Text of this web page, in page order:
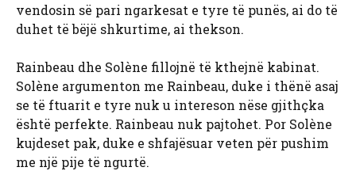
vendosin së pari ngarkesat e tyre të punës, ai do të
duhet të bëjë shkurtime, ai thekson.
Rainbeau dhe Solène fillojnë të kthejnë kabinat.
Solène argumenton me Rainbeau, duke i thënë asaj
se të ftuarit e tyre nuk u intereson nëse gjithçka
është perfekte. Rainbeau nuk pajtohet. Por Solène
kujdeset pak, duke e shfajësuar veten për pushim
me një pije të ngurtë.